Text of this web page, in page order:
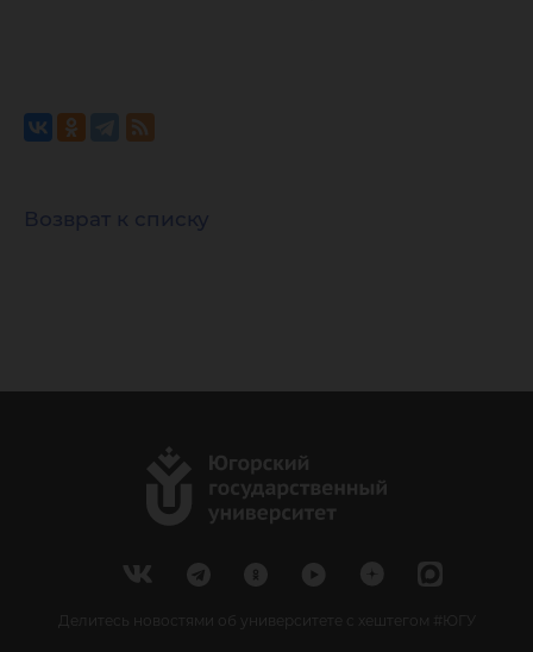
Возврат к списку
Делитесь новостями об университете с хештегом #ЮГУ